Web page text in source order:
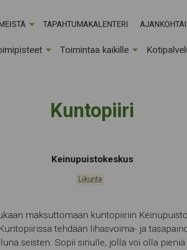
TAPAHTUMAKALENTERI
Toimintaa kaikille
Kuntopiiri
Tapahtumapaikka:
Keinupuistokeskus
Kategoriat:
Liikunta
maksuttomaan kuntopiiriin
tehdään lihasvoima- ja
seisten. Sopii sinulle, jolla voi olla pieniä